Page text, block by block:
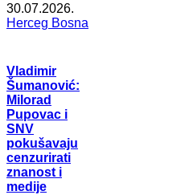
30.07.2026.
Herceg Bosna
Vladimir
Šumanović:
Milorad
Pupovac i
SNV
pokušavaju
cenzurirati
znanost i
medije